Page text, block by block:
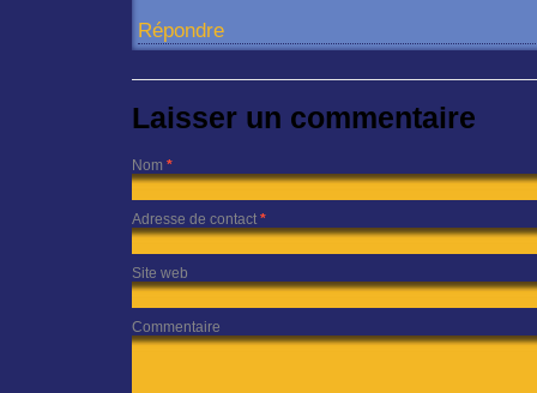
Répondre
Laisser un commentaire
Nom *
Adresse de contact *
Site web
Commentaire